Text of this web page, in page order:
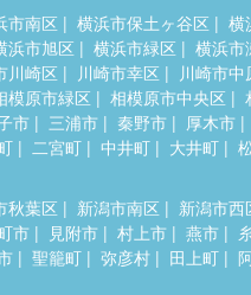
市南区 横浜市保土ヶ谷区
横
浜市旭区 横浜市緑区
横浜市
川崎区 川崎市幸区
川崎市中
模原市緑区 相模原市中央区
市 三浦市 秦野市 厚木市
二宮町 中井町 大井町
秋葉区 新潟市南区 新潟市西
市 見附市 村上市 燕市
聖籠町 弥彦村 田上町